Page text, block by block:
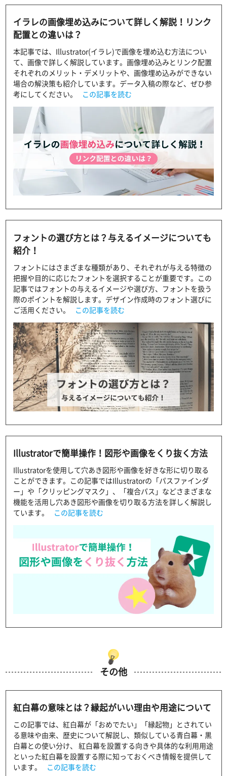
イラレの画像埋め込みについて詳しく解説！リンク
配置との違いは？
本記事では、Illustrator(イラレ)で画像を埋め込む方法につい
て、画像で詳しく解説しています。画像埋め込みとリンク配置
それぞれのメリット・デメリットや、画像埋め込みができない
場合の解決策も紹介しています。データ入稿の際など、ぜひ参
考にしてください。
この記事を読む
フォントの選び方とは？与えるイメージについても
紹介！
フォントにはさまざまな種類があり、それぞれが与える特徴の
把握や目的に応じたフォントを選択することが重要です。この
記事ではフォントの与えるイメージや選び方、フォントを扱う
際のポイントを解説します。デザイン作成時のフォント選びに
ご活用ください。
この記事を読む
Illustratorで簡単操作！図形や画像をくり抜く方法
Illustratorを使用して穴あき図形や画像を好きな形に切り取る
ことができます。この記事ではIllustratorの「パスファインダ
ー」や「クリッピングマスク」、「複合パス」などさまざまな
機能を活用し穴あき図形や画像を切り取る方法を詳しく解説し
ています。
この記事を読む
その他
紅白幕の意味とは？縁起がいい理由や用途について
この記事では、紅白幕が「おめでたい」「縁起物」とされてい
る意味や由来、歴史について解説し、類似している青白幕・黒
白幕との使い分け、 紅白幕を設置する向きや具体的な利用用途
といった紅白幕を設置する際に知っておくべき情報を提供して
います。
この記事を読む